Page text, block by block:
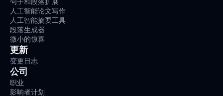
人工智能论文写作
人工智能摘要工具
段落生成器
微小的惊喜
更新
变更日志
公司
职业
影响者计划